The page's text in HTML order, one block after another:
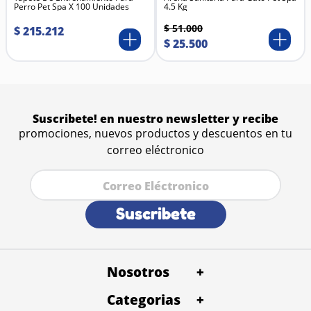
Perro Pet Spa X 100 Unidades
$215.212
4.5 Kg
$ 51.000
$25.500
Suscribete! en nuestro newsletter y recibe
promociones, nuevos productos y descuentos en tu
correo eléctronico
Suscribete
Nosotros
+
Quienes Somos
Categorias
+